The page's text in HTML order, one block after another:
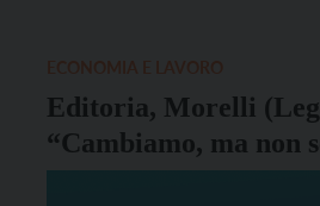
Editoria, Morelli
“Cambiamo, ma non
con le aziende e i